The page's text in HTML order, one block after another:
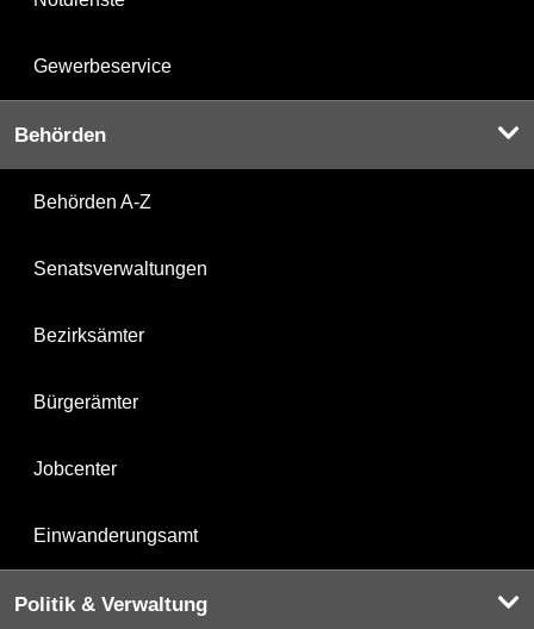
Gewerbeservice
Behörden
Behörden A-Z
Senatsverwaltungen
Bezirksämter
Bürgerämter
Jobcenter
Einwanderungsamt
Politik & Verwaltung